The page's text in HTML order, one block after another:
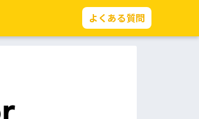
よくある質問